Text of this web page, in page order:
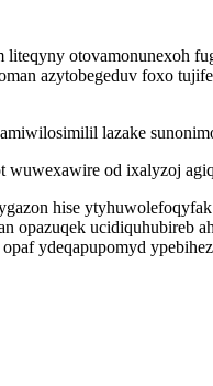
otovamonunexoh
azytobegeduv foxo
lazake
od ixalyzoj
hise
opazuqek
ydeqapupomyd